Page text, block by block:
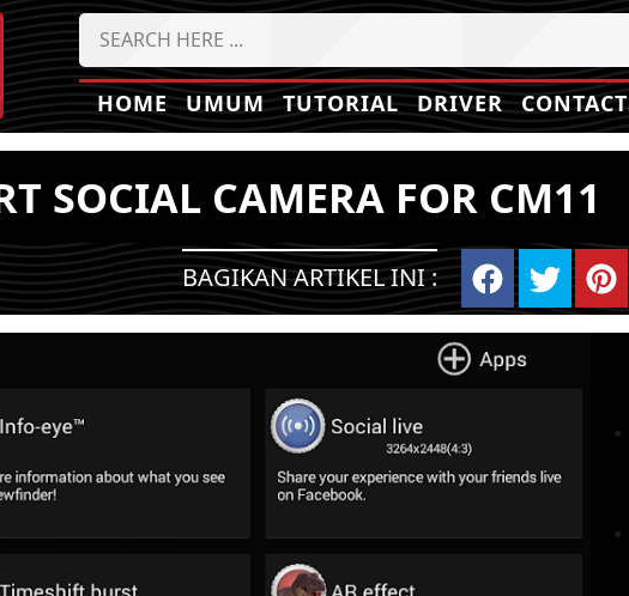
HOME UMUM TUTORIAL DRIVER
SOCIAL CAMERA FOR CM11
BAGIKAN ARTIKEL INI :